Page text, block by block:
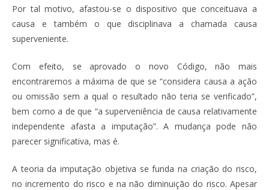
Por tal motivo, afastou-se o dispositivo que conceituava a
causa e também o que disciplinava a chamada causa
superveniente.
Com efeito, se aprovado o novo Código, não mais
encontraremos a máxima de que se “considera causa a ação
ou omissão sem a qual o resultado não teria se verificado”,
bem como a de que “a superveniência de causa relativamente
independente afasta a imputação”. A mudança pode não
parecer significativa, mas é.
A teoria da imputação objetiva se funda na criação do risco,
no incremento do risco e na não diminuição do risco. Apesar